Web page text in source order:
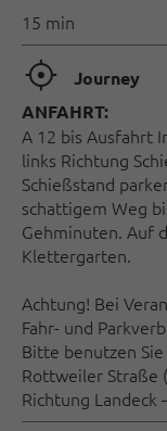
15 min
🞞
Journey
ANFAHRT:
A 12 bis Ausfahrt
links Richtung
Schießstand
schattigem Weg
Gehminuten. Auf
Klettergarten.
Achtung! Bei
Fahr- und
Bitte benutzen
Rottweiler Straße
Richtung Landeck